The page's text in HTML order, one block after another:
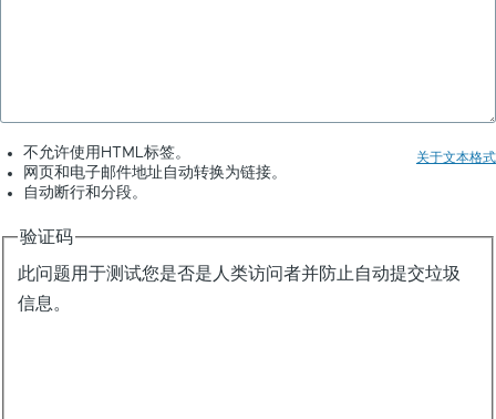
关于文本格式
不允许使用HTML标签。
网页和电子邮件地址自动转换为链接。
自动断行和分段。
验证码
此问题用于测试您是否是人类访问者并防止自动提交垃圾
信息。